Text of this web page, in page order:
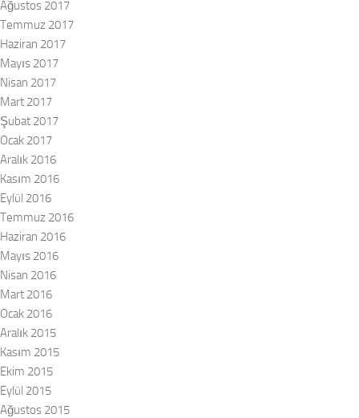
Ağustos 2017
Temmuz 2017
Haziran 2017
Mayıs 2017
Nisan 2017
Mart 2017
Şubat 2017
Ocak 2017
Aralık 2016
Kasım 2016
Eylül 2016
Temmuz 2016
Haziran 2016
Mayıs 2016
Nisan 2016
Mart 2016
Ocak 2016
Aralık 2015
Kasım 2015
Ekim 2015
Eylül 2015
Ağustos 2015